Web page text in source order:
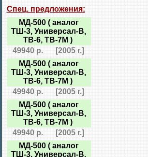
Спец. предложения:
МД-500 ( аналог
ТШ-3, Универсал-В,
ТВ-6, ТВ-7М )
49940 р.
[2005 г.]
МД-500 ( аналог
ТШ-3, Универсал-В,
ТВ-6, ТВ-7М )
49940 р.
[2005 г.]
МД-500 ( аналог
ТШ-3, Универсал-В,
ТВ-6, ТВ-7М )
49940 р.
[2005 г.]
МД-500 ( аналог
ТШ-3, Универсал-В,